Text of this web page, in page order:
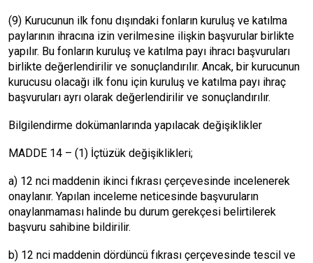
(9) Kurucunun ilk fonu dışındaki fonların kuruluş ve katılma
paylarının ihracına izin verilmesine ilişkin başvurular birlikte
yapılır. Bu fonların kuruluş ve katılma payı ihracı başvuruları
birlikte değerlendirilir ve sonuçlandırılır. Ancak, bir kurucunun
kurucusu olacağı ilk fonu için kuruluş ve katılma payı ihraç
başvuruları ayrı olarak değerlendirilir ve sonuçlandırılır.
Bilgilendirme dokümanlarında yapılacak değişiklikler
MADDE 14 – (1) İçtüzük değişiklikleri;
a) 12 nci maddenin ikinci fıkrası çerçevesinde incelenerek
onaylanır. Yapılan inceleme neticesinde başvuruların
onaylanmaması halinde bu durum gerekçesi belirtilerek
başvuru sahibine bildirilir.
b) 12 nci maddenin dördüncü fıkrası çerçevesinde tescil ve